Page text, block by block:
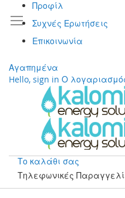
Προφίλ
Συχνές Ερωτήσεις
Επικοινωνία
Αγαπημένα
Hello, sign in Ο
Το καλάθι σας
Τηλεφωνικές
Μετάβαση